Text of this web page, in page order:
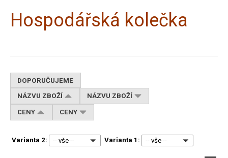
Hospodářská kolečka
DOPORUČUJEME
NÁZVU ZBOŽÍ NÁZVU ZBOŽÍ
CENY CENY
Varianta 2: -- vše -- Varianta 1: -- vše --